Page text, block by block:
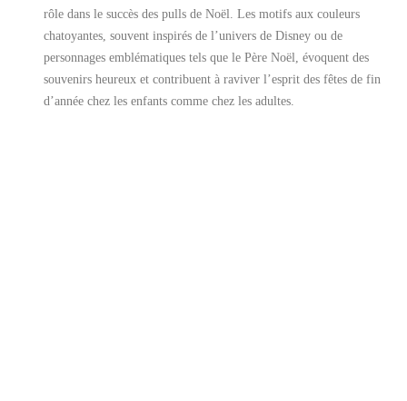
rôle dans le succès des pulls de Noël. Les motifs aux couleurs
chatoyantes, souvent inspirés de l’univers de Disney ou de
personnages emblématiques tels que le Père Noël, évoquent des
souvenirs heureux et contribuent à raviver l’esprit des fêtes de fin
d’année chez les enfants comme chez les adultes.